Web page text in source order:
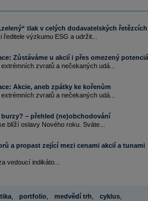
tlak v celých dodavatelských řetězcích
výzkumu ESG a udržit...
Zůstáváme u akcií i přes omezený
zvratů a nečekaných udá...
Akcie, aneb zpátky ke kořenům
zvratů a nečekaných udá...
– přehled (ne)obchodování
blíží oslavy Nového roku. Sváte...
a propast zející mezi cenami akcií a tunami
vedoucí indikáto...
, portfolio, medvědí trh cyklus,